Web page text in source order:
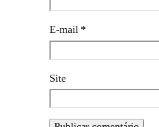
E-mail *
Site